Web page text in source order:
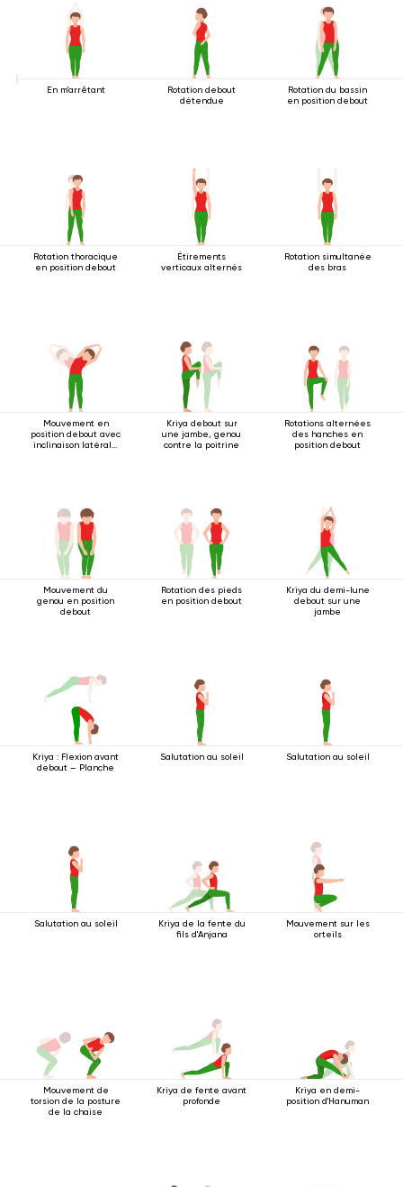
En m'arrêtant
Rotation debout
détendue
Rotation du bassin
en position debout
Rotation thoracique
en position debout
Étirements
verticaux alternés
Rotation simultanée
des bras
Mouvement en
position debout avec
inclinaison latérale
Kriya debout sur
une jambe, genou
contre la poitrine
Rotations alternées
des hanches en
position debout
Mouvement du
genou en position
debout
Rotation des pieds
en position debout
Kriya du demi-lune
debout sur une
jambe
Kriya : Flexion avant
debout – Planche
Salutation au soleil Salutation au soleil
Salutation au soleil
Kriya de la fente du
fils d'Anjana
Mouvement sur les
orteils
Mouvement de
torsion de la posture
de la chaise
Kriya de fente avant
profonde
Kriya en demi-
position d'Hanuman